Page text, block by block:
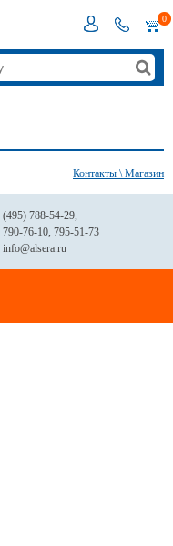
0
Контакты \ Магазин
(495) 788-54-29,
790-76-10, 795-51-73
info@alsera.ru